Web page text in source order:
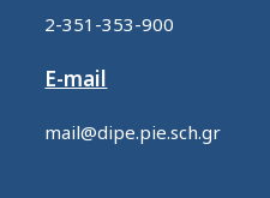
2-351-353-900
E-mail
mail@dipe.pie.sch.gr